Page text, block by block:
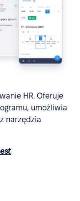
HR. Oferuje
umożliwia
narzędzia